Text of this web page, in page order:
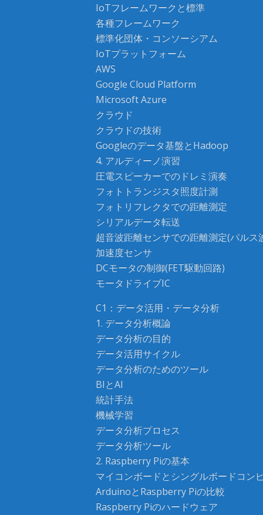
IoTフレームワークと標準
各種フレームワーク
標準化団体・コンソーシアム
IoTプラットフォーム
AWS
Google Cloud Platform
Microsoft Azure
クラウド
クラウドの技術
Googleのデータ基盤とHadoop
4. アルディーノ演習
圧電スピーカーでのドレミ演奏
フォトトランジスタ照度計測
フォトリフレクタでの距離測定
シリアルデータ転送
超音波距離センサでの距離測定(パルス
加速度センサ
DCモータの制御(FET駆動回路)
モータドライブIC
C1：データ活用・データ分析
1. データ分析概論
データ分析の目的
データ活用サイクル
データ分析のためのツール
BIとAI
統計手法
機械学習
データ分析プロセス
データ分析ツール
2. Raspberry Piの基本
マイコンボードとシングルボードコン
ArduinoとRaspberry Piの比較
Raspberry Piのハードウェア